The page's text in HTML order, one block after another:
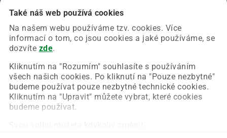
Také náš web používá cookies
Na našem webu používáme tzv. cookies. Více
informací o tom, co jsou cookies a jaké používáme, se
dozvíte zde.
Kliknutím na "Rozumím" souhlasíte s používáním
všech našich cookies. Po kliknutí na "Pouze nezbytné"
budeme používat pouze nezbytné technické cookies.
Kliknutím na "Upravit" můžete vybrat, které cookies
budeme používat.
Chyba nastala na naší straně a už ji opravujeme.
Zkuste prosím znovu načíst požadovanou stránku.
Obnovit stránku Úvodní strana